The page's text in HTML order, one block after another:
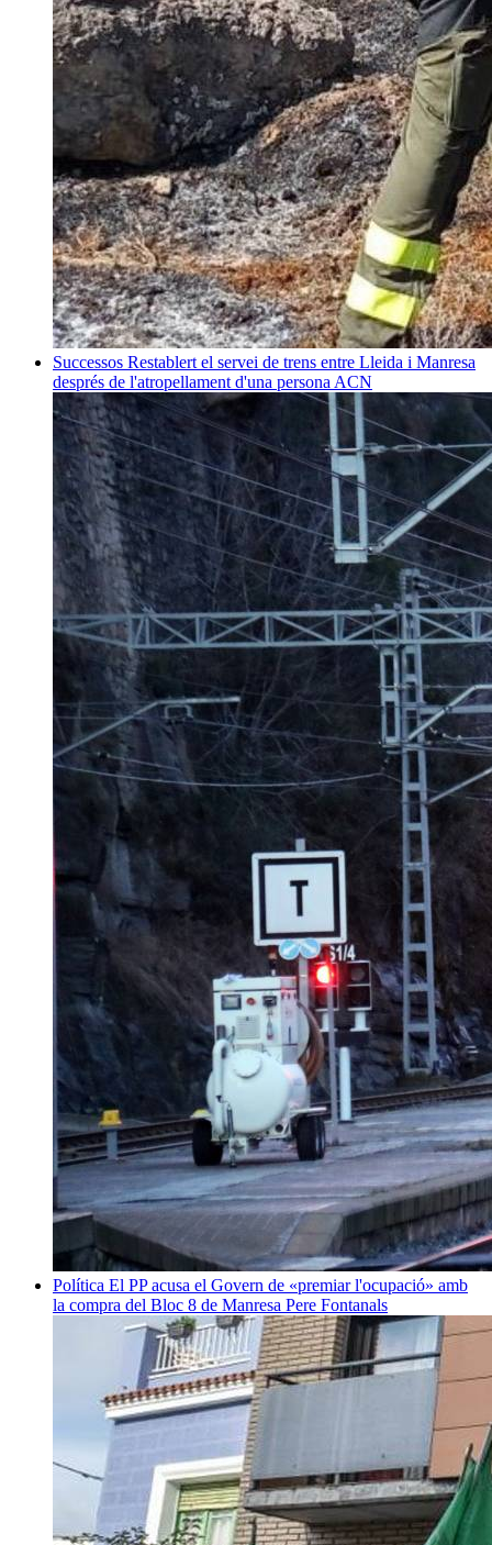
Successos Restablert el servei de trens entre Lleida i Manresa
després de l'atropellament d'una persona ACN
Política El PP acusa el Govern de «premiar l'ocupació» amb
la compra del Bloc 8 de Manresa Pere Fontanals